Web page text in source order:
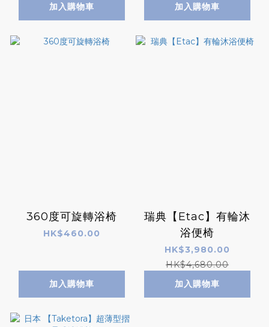
加入購物車
加入購物車
360度可旋轉浴椅
HK$460.00
加入購物車
瑞典【Etac】有輪沐
浴便椅
HK$3,980.00
HK$4,680.00
加入購物車